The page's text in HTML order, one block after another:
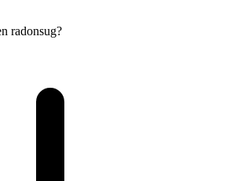
radonsug?